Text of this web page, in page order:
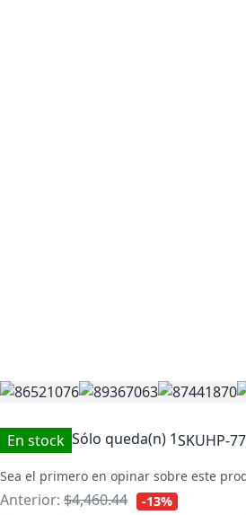
En stock Sólo queda(n) 1SKUHP-
Sea el primero en opinar sobre este
Anterior: $4,460.44 -13%